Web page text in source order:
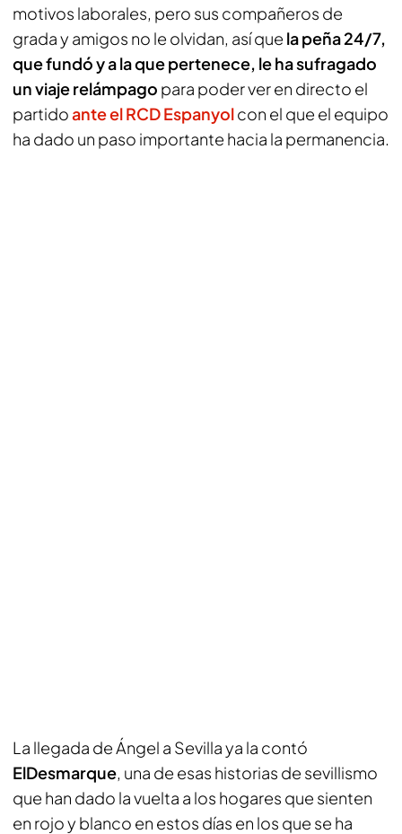
motivos laborales, pero sus compañeros de
grada y amigos no le olvidan, así que la peña 24/7,
que fundó y a la que pertenece, le ha sufragado
un viaje relámpago para poder ver en directo el
partidoante el RCD Espanyolcon el que el equipo
ha dado un paso importante hacia la permanencia.
La llegada de Ángel a Sevilla ya la contó
ElDesmarque, una de esas historias de sevillismo
que han dado la vuelta a los hogares que sienten
en rojo y blanco en estos días en los que se ha